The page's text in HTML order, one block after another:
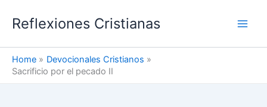
Reflexiones Cristianas
Home
Devocionales Cristianos
Sacrificio por el pecado II